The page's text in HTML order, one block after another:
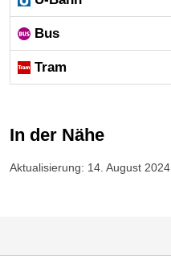
Bus
Tram
In der Nähe
Aktualisierung: 14. August 2024